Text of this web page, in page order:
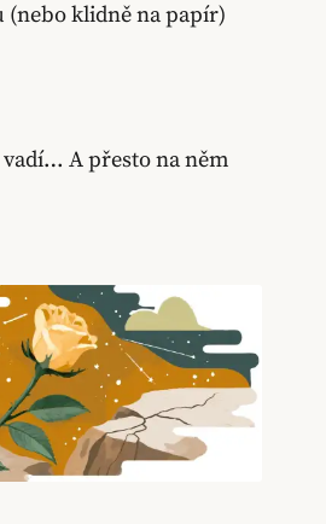
klidně na papír)
A přesto na něm